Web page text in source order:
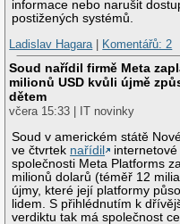
informace nebo narušit
postižených systémů.
Ladislav Hagara| Komentářů: 2
Soud nařídil firmě Meta
milionů USD kvůli újmě
dětem
včera 15:33 | IT novinky
Soud v americkém státě
ve čtvrtek nařídil
internetové
společnosti Meta Platforms
milionů dolarů (téměř 12
újmy, které její platformy
lidem. S přihlédnutím k
verdiktu tak má společnost